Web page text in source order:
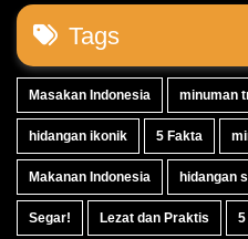
Tags
Masakan Indonesia minuman
hidangan ikonik 5 Fakta
Makanan Indonesia hidangan
Segar! Lezat dan Praktis 5